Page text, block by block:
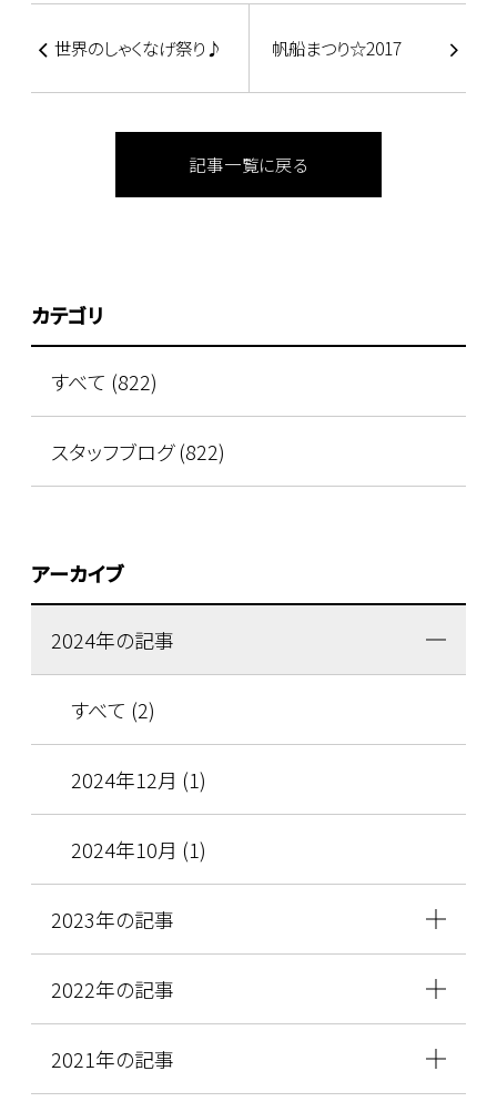
世界のしゃくなげ祭り♪ 帆船まつり☆2017
記事一覧に戻る
カテゴリ
すべて (822)
スタッフブログ (822)
アーカイブ
2024年の記事
すべて (2)
2024年12月 (1)
2024年10月 (1)
2023年の記事
2022年の記事
2021年の記事